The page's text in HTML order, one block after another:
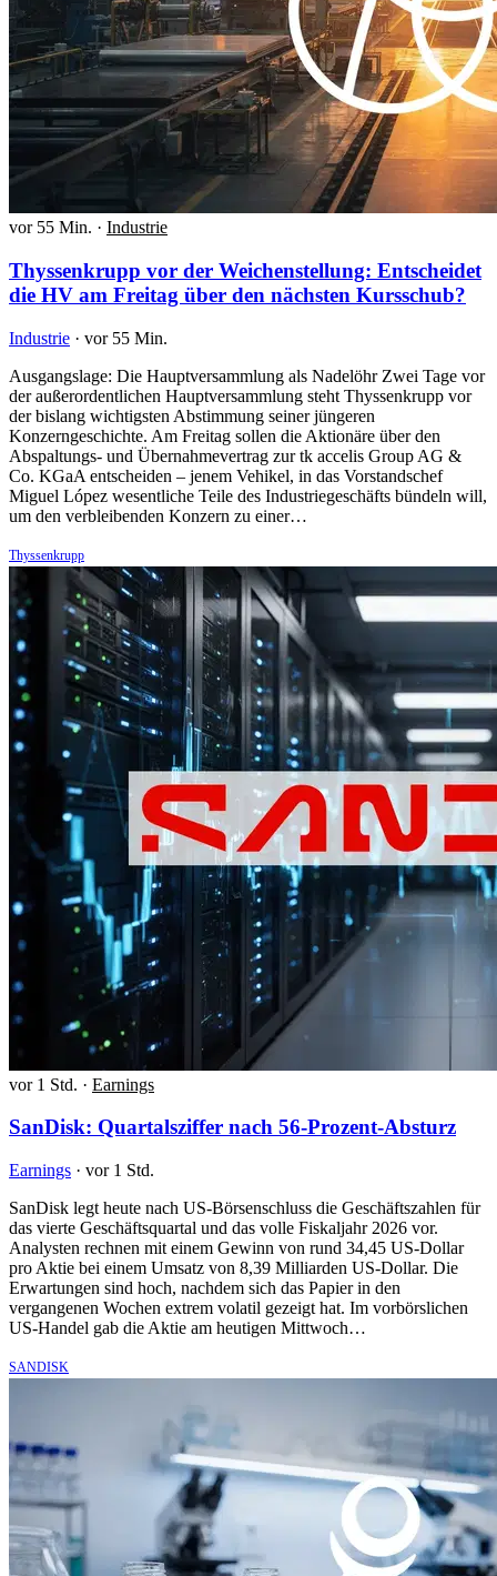
vor 55 Min. · Industrie
Thyssenkrupp vor der Weichenstellung: Entscheidet
die HV am Freitag über den nächsten Kursschub?
Industrie · vor 55 Min.
Ausgangslage: Die Hauptversammlung als Nadelöhr Zwei Tage vor
der außerordentlichen Hauptversammlung steht Thyssenkrupp vor
der bislang wichtigsten Abstimmung seiner jüngeren
Konzerngeschichte. Am Freitag sollen die Aktionäre über den
Abspaltungs- und Übernahmevertrag zur tk accelis Group AG &
Co. KGaA entscheiden – jenem Vehikel, in das Vorstandschef
Miguel López wesentliche Teile des Industriegeschäfts bündeln will,
um den verbleibenden Konzern zu einer…
Thyssenkrupp
vor 1 Std. · Earnings
SanDisk: Quartalsziffer nach 56-Prozent-Absturz
Earnings · vor 1 Std.
SanDisk legt heute nach US-Börsenschluss die Geschäftszahlen für
das vierte Geschäftsquartal und das volle Fiskaljahr 2026 vor.
Analysten rechnen mit einem Gewinn von rund 34,45 US-Dollar
pro Aktie bei einem Umsatz von 8,39 Milliarden US-Dollar. Die
Erwartungen sind hoch, nachdem sich das Papier in den
vergangenen Wochen extrem volatil gezeigt hat. Im vorbörslichen
US-Handel gab die Aktie am heutigen Mittwoch…
SANDISK